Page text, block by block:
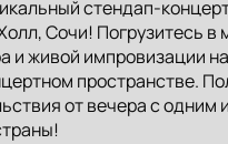
стендап-
Сочи! Погрузитесь в
и живой импровизации на
пространстве.
от вечера с одним